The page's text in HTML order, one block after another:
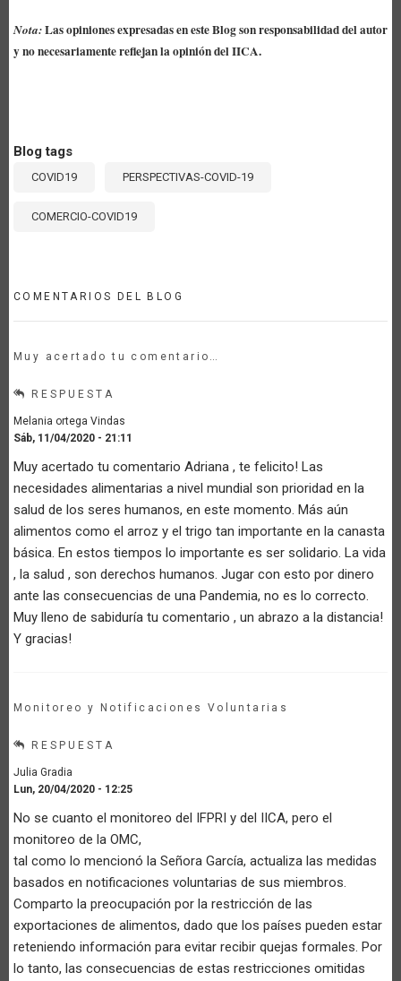
Nota:Las opiniones expresadas en este Blog son responsabilidad del autor
y no necesariamente reflejan la opinión del IICA.
Blog tags
COVID19 PERSPECTIVAS-COVID-19
COMERCIO-COVID19
COMENTARIOS DEL BLOG
Muy acertado tu comentario…
RESPUESTA
Melania ortega Vindas
Sáb, 11/04/2020 - 21:11
Muy acertado tu comentario Adriana , te felicito! Las
necesidades alimentarias a nivel mundial son prioridad en la
salud de los seres humanos, en este momento. Más aún
alimentos como el arroz y el trigo tan importante en la canasta
básica. En estos tiempos lo importante es ser solidario. La vida
, la salud , son derechos humanos. Jugar con esto por dinero
ante las consecuencias de una Pandemia, no es lo correcto.
Muy lleno de sabiduría tu comentario , un abrazo a la distancia!
Y gracias!
Monitoreo y Notificaciones Voluntarias
RESPUESTA
Julia Gradia
Lun, 20/04/2020 - 12:25
No se cuanto el monitoreo del IFPRI y del IICA, pero el
monitoreo de la OMC,
tal como lo mencionó la Señora García, actualiza las medidas
basados en notificaciones voluntarias de sus miembros.
Comparto la preocupación por la restricción de las
exportaciones de alimentos, dado que los países pueden estar
reteniendo información para evitar recibir quejas formales. Por
lo tanto, las consecuencias de estas restricciones omitidas